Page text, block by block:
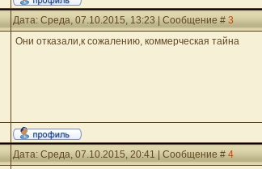
Дата: Среда, 07.10.2015, 13:23 | Сообщение #3
Они отказали,к сожалению, коммерческая тайна
Дата: Среда, 07.10.2015, 20:41 | Сообщение #4